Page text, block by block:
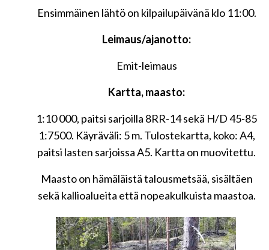
Ensimmäinen lähtö on kilpailupäivänä klo 11:00.
Leimaus/ajanotto:
Emit-leimaus
Kartta, maasto:
1:10 000, paitsi sarjoilla 8RR-14 sekä H/D 45-85
1:7500. Käyräväli: 5 m. Tulostekartta, koko: A4,
paitsi lasten sarjoissa A5. Kartta on muovitettu.
Maasto on hämäläistä talousmetsää, sisältäen
sekä kallioalueita että nopeakulkuista maastoa.